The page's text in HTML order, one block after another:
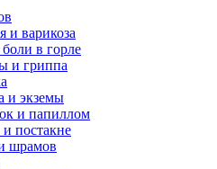
и варикоза
в горле
и гриппа
и экземы
и папиллом
постакне
шрамов